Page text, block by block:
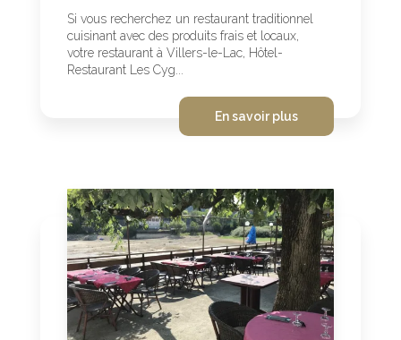
Si vous recherchez un restaurant traditionnel
cuisinant avec des produits frais et locaux,
votre restaurant à Villers-le-Lac, Hôtel-
Restaurant Les Cyg...
En savoir plus